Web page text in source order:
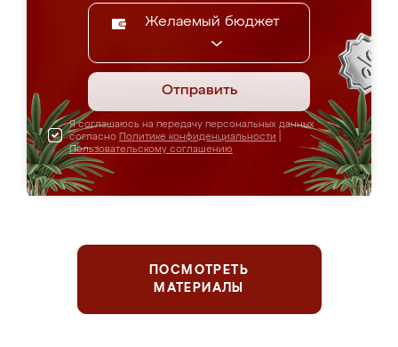
Желаемый бюджет
Отправить
Я соглашаюсь на передачу персональных данных
согласно Политике конфиденциальности
Пользовательскому соглашению
ПОСМОТРЕТЬ
МАТЕРИАЛЫ